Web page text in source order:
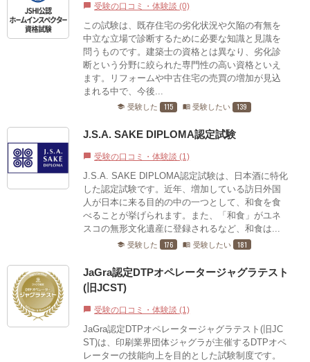
chat_bubble 受験の口コミ・体験談 (0)
この試験は、既存住宅の劣化状況や欠陥の有無を
中立な立場で診断するために必要な知識と見識を
問うものです。建築士の資格とは異なり、劣化診
断という分野に絞られた専門性の高い資格といえ
ます。リフォームや中古住宅の売買の増加が見込
まれる中で、今後...
school 受験した 115 menu_book 受験したい 139
J.S.A. SAKE DIPLOMA認定試験
chat_bubble 受験の口コミ・体験談 (1)
J.S.A. SAKE DIPLOMA認定試験は、日本酒に特化
した認定試験です。近年、増加している訪日外国
人が日本に来る目的の中の一つとして、和食を食
べることが挙げられます。また、「和食」がユネ
スコの無形文化遺産に登録されるなど、和食は...
school 受験した 176 menu_book 受験したい 181
JaGra認定DTPオペレータージャグラテスト
(旧JCST)
chat_bubble 受験の口コミ・体験談 (1)
JaGra認定DTPオペレータージャグラテスト(旧JC
ST)は、印刷業界団体ジャグラが主催するDTPオペ
レーターの技能向上を目的とした試験制度です。